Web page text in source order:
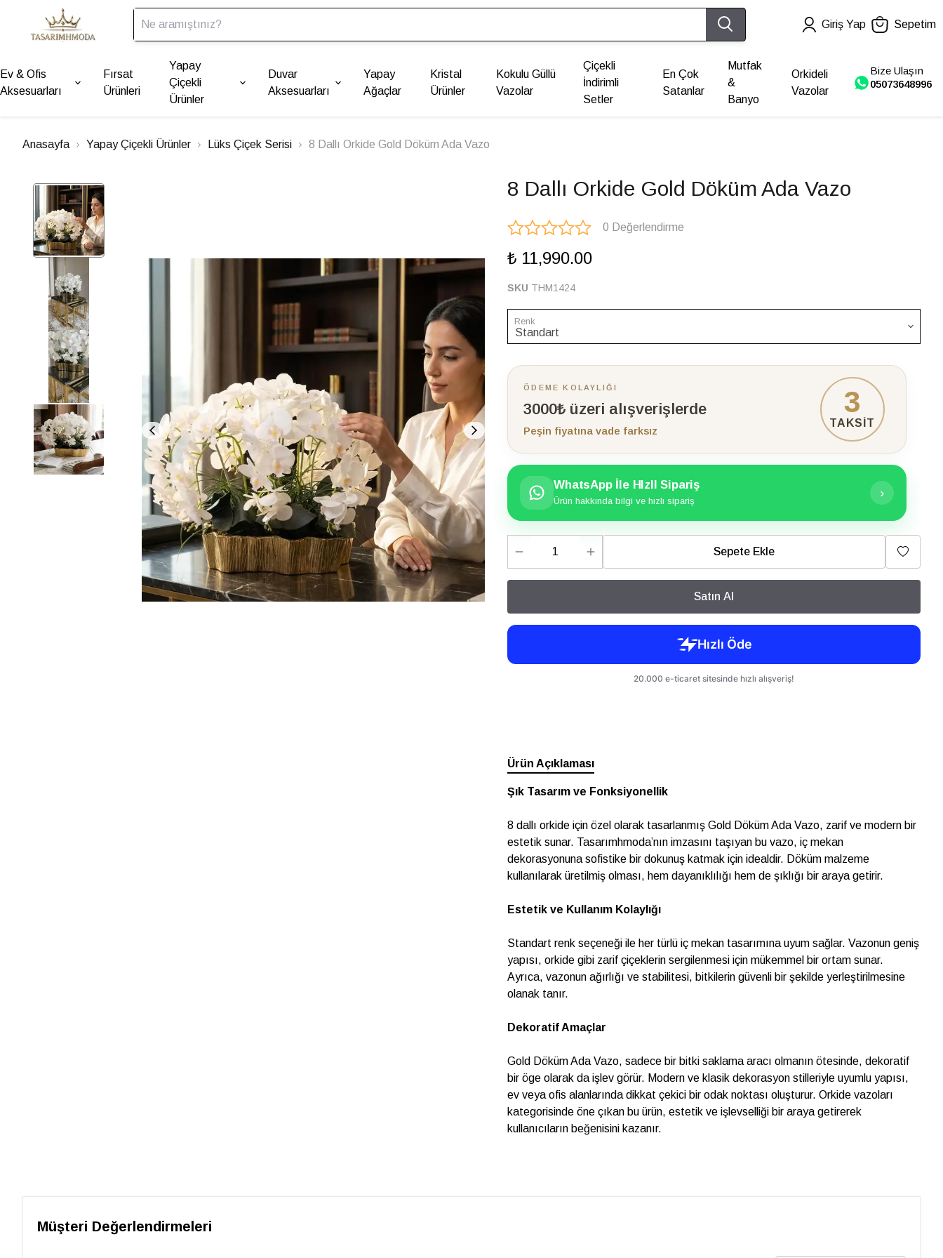
Giriş Yap Sepetim
Ev & Ofis
Aksesuarları
Fırsat
Ürünleri
Yapay
Çiçekli
Ürünler
Duvar
Aksesuarları
Yapay
Ağaçlar
Kristal
Ürünler
Kokulu Güllü
Vazolar
Çiçekli
İndirimli
Setler
En Çok
Satanlar
Mutfak
&
Banyo
Orkideli
Vazolar
Bize Ulaşın
05073648996
Anasayfa Yapay Çiçekli Ürünler Lüks Çiçek Serisi 8 Dallı Orkide Gold Döküm Ada Vazo
8 Dallı Orkide Gold Döküm Ada Vazo
0 Değerlendirme
₺ 11,990.00
SKU THM1424
Renk
ÖDEME KOLAYLIĞI
3000₺ üzeri alışverişlerde
Peşin fiyatına vade farksız
3
TAKSİT
WhatsApp İle HIzlI Sipariş
Ürün hakkında bilgi ve hızlı sipariş
›
Sepete Ekle
Satın Al
Ürün Açıklaması
Şık Tasarım ve Fonksiyonellik
8 dallı orkide için özel olarak tasarlanmış Gold Döküm Ada Vazo, zarif ve modern bir
estetik sunar. Tasarımhmoda’nın imzasını taşıyan bu vazo, iç mekan
dekorasyonuna sofistike bir dokunuş katmak için idealdir. Döküm malzeme
kullanılarak üretilmiş olması, hem dayanıklılığı hem de şıklığı bir araya getirir.
Estetik ve Kullanım Kolaylığı
Standart renk seçeneği ile her türlü iç mekan tasarımına uyum sağlar. Vazonun geniş
yapısı, orkide gibi zarif çiçeklerin sergilenmesi için mükemmel bir ortam sunar.
Ayrıca, vazonun ağırlığı ve stabilitesi, bitkilerin güvenli bir şekilde yerleştirilmesine
olanak tanır.
Dekoratif Amaçlar
Gold Döküm Ada Vazo, sadece bir bitki saklama aracı olmanın ötesinde, dekoratif
bir öge olarak da işlev görür. Modern ve klasik dekorasyon stilleriyle uyumlu yapısı,
ev veya ofis alanlarında dikkat çekici bir odak noktası oluşturur. Orkide vazoları
kategorisinde öne çıkan bu ürün, estetik ve işlevselliği bir araya getirerek
kullanıcıların beğenisini kazanır.
Müşteri Değerlendirmeleri